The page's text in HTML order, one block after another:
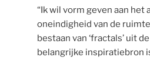
“Ik wil vorm geven aan het
oneindigheid van de
bestaan van ‘fractals’ uit
belangrijke inspiratiebron